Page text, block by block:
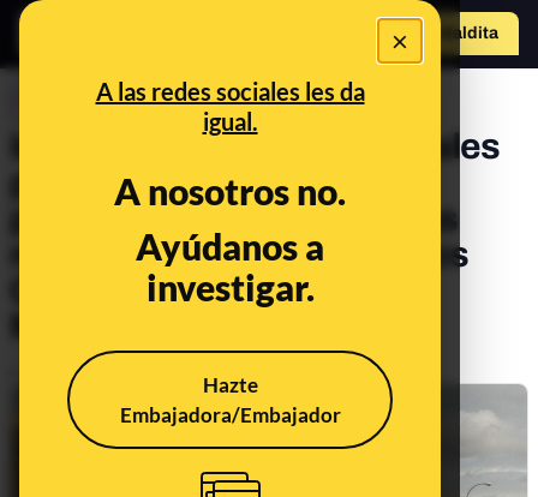
×
A las redes sociales les da
igual.
A nosotros no.
Ayúdanos a
investigar.
Hazte
Embajadora/Embajador
Hazte Maldito
CONTROL DEL PODER
Interior recurre a los tribunales
para evitar que se hagan
públicos los informes de las
muertes de migrantes en los
CIE tras una petición de
Publicado el